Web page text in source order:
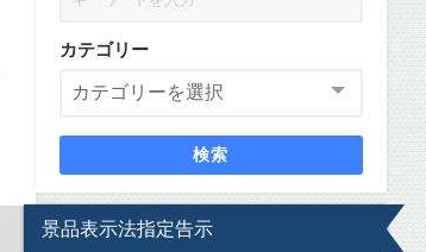
カテゴリー
検索
景品表示法指定告示